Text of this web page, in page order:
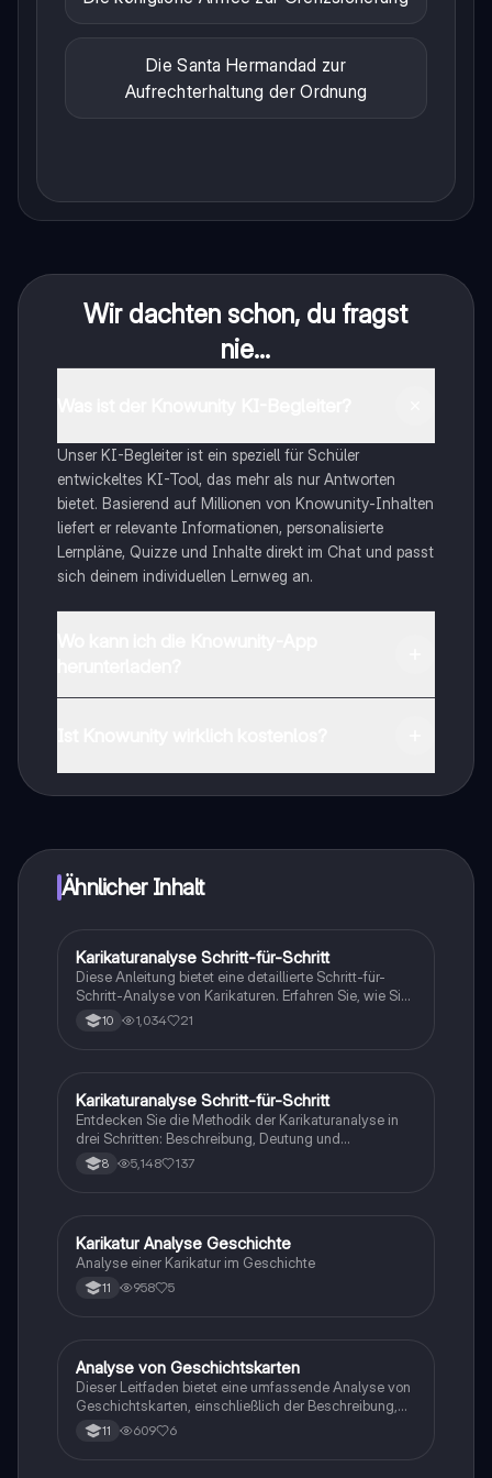
Die Santa Hermandad zur
Aufrechterhaltung der Ordnung
Wir dachten schon, du fragst
nie...
Unser KI-Begleiter ist ein speziell für Schüler
entwickeltes KI-Tool, das mehr als nur Antworten
bietet. Basierend auf Millionen von Knowunity-Inhalten
liefert er relevante Informationen, personalisierte
Lernpläne, Quizze und Inhalte direkt im Chat und passt
sich deinem individuellen Lernweg an.
Ähnlicher Inhalt
Geschichte
Karikaturanalyse Schritt-für-Schritt
Diese Anleitung bietet eine detaillierte Schritt-für-
Schritt-Analyse von Karikaturen. Erfahren Sie, wie Sie
die Struktur, grafischen Mittel, dargestellten Personen
und deren Handlungen untersuchen. Zudem wird
entwickeln können. Ideal für Studierende der Kunst
oder Sozialwissenschaften.
10 1,034 21
Geschichte
Karikaturanalyse Schritt-für-Schritt
Entdecken Sie die Methodik der Karikaturanalyse in
drei Schritten: Beschreibung, Deutung und
Beurteilung. Erfahren Sie, wie Sie Karikaturen
analysieren, deren Botschaften entschlüsseln und die
sozialen und kulturellen Themen auseinandersetzen.
8 5,148 137
Geschichte
Karikatur Analyse Geschichte
Analyse einer Karikatur im Geschichte
11 958 5
Geschichte
Analyse von Geschichtskarten
Dieser Leitfaden bietet eine umfassende Analyse von
Geschichtskarten, einschließlich der Beschreibung,
historischen Einordnung und Bewertung der
Aussagekraft. Erlerne die 3-Schritt-Methode zur
11 609 6